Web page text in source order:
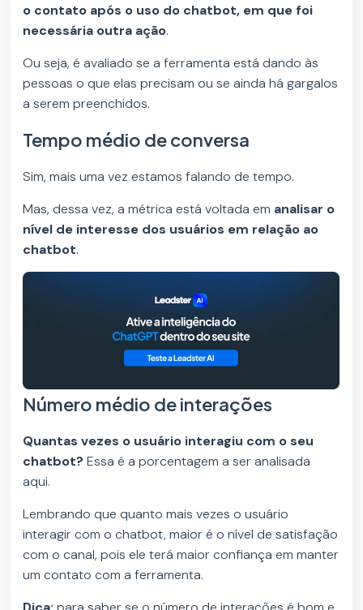
o contato após o uso do chatbot, em que foi
necessária outra ação.
Ou seja, é avaliado se a ferramenta está dando às
pessoas o que elas precisam ou se ainda há gargalos
a serem preenchidos.
Tempo médio de conversa
Sim, mais uma vez estamos falando de tempo.
Mas, dessa vez, a métrica está voltada em analisar o
nível de interesse dos usuários em relação ao
chatbot.
Número médio de interações
Quantas vezes o usuário interagiu com o seu
chatbot?Essa é a porcentagem a ser analisada
aqui.
Lembrando que quanto mais vezes o usuário
interagir com o chatbot, maior é o nível de satisfação
com o canal, pois ele terá maior confiança em manter
um contato com a ferramenta.